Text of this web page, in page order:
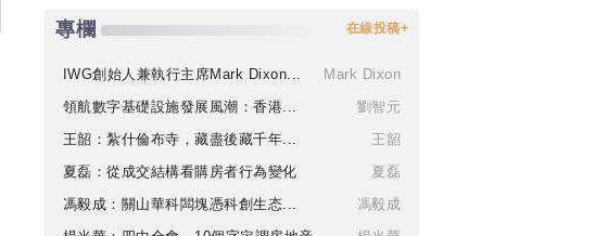
專欄 在線投稿+
IWG創始人兼執行主席Mark Dixon...
Mark Dixon
領航數字基礎設施發展風潮：香港...
劉智元
王韶：紮什倫布寺，藏盡後藏千年...
王韶
夏磊：從成交結構看購房者行為變化
夏磊
馮毅成：關山華科闆塊憑科創生态...
馮毅成